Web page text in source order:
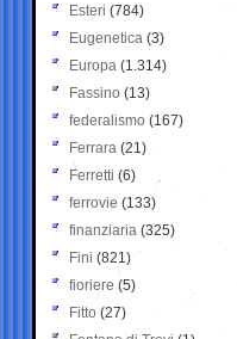
Esteri (784)
Eugenetica (3)
Europa (1.314)
Fassino (13)
federalismo (167)
Ferrara (21)
Ferretti (6)
ferrovie (133)
finanziaria (325)
Fini (821)
fioriere (5)
Fitto (27)